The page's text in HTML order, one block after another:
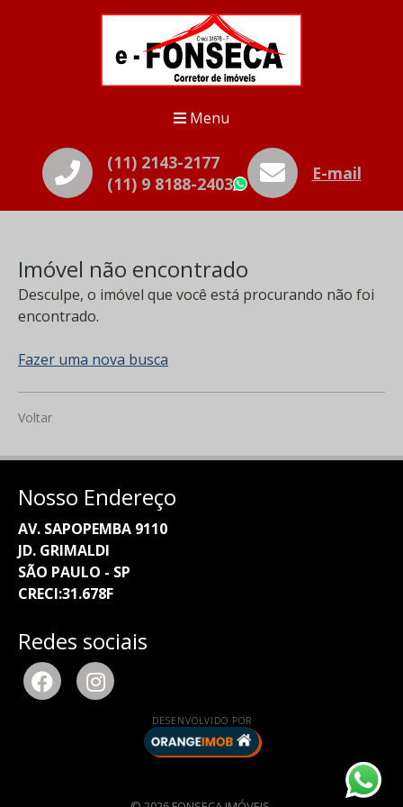
Menu
(11) 2143-2177
(11) 9 8188-2403
WhatsApp
E-mail
Imóvel não encontrado
Desculpe, o imóvel que você está procurando não foi
encontrado.
Fazer uma nova busca
Voltar
Nosso Endereço
AV. SAPOPEMBA 9110
JD. GRIMALDI
SÃO PAULO - SP
CRECI:31.678F
Redes sociais
DESENVOLVIDO POR